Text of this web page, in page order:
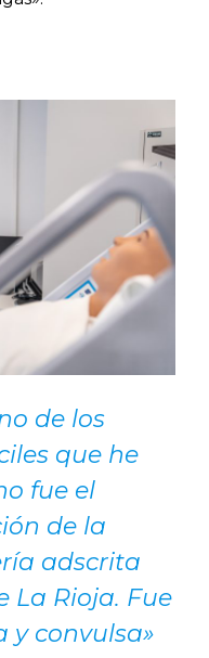
de los
que he
fue el
de la
adscrita
La Rioja. Fue
y convulsa»